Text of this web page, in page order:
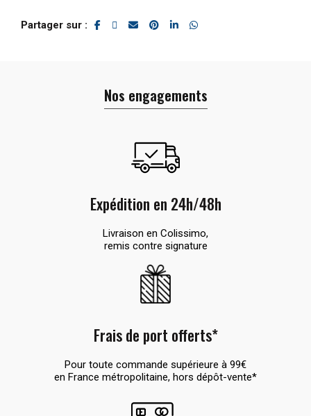
Partager sur
Nos engagements
Expédition en 24h/48h
Livraison en Colissimo,
remis contre signature
Frais de port offerts*
Pour toute commande supérieure à 99€
en France métropolitaine, hors dépôt-vente*